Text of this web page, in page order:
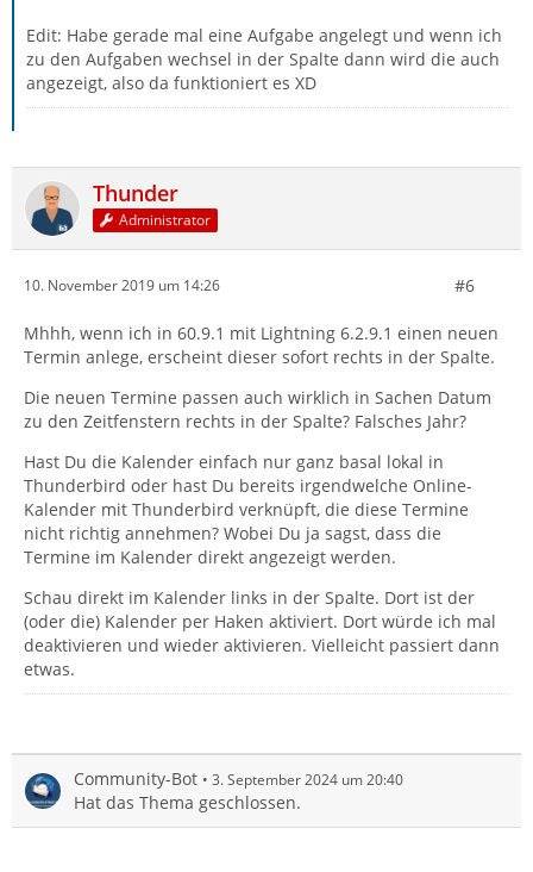
Edit: Habe gerade mal eine Aufgabe angelegt und wenn ich
zu den Aufgaben wechsel in der Spalte dann wird die auch
angezeigt, also da funktioniert es XD
Thunder
Administrator
10. November 2019 um 14:26 #6
Mhhh, wenn ich in 60.9.1 mit Lightning 6.2.9.1 einen neuen
Termin anlege, erscheint dieser sofort rechts in der Spalte.
Die neuen Termine passen auch wirklich in Sachen Datum
zu den Zeitfenstern rechts in der Spalte? Falsches Jahr?
Hast Du die Kalender einfach nur ganz basal lokal in
Thunderbird oder hast Du bereits irgendwelche Online-
Kalender mit Thunderbird verknüpft, die diese Termine
nicht richtig annehmen? Wobei Du ja sagst, dass die
Termine im Kalender direkt angezeigt werden.
Schau direkt im Kalender links in der Spalte. Dort ist der
(oder die) Kalender per Haken aktiviert. Dort würde ich mal
deaktivieren und wieder aktivieren. Vielleicht passiert dann
etwas.
Community-Bot 3. September 2024 um 20:40
Hat das Thema geschlossen.